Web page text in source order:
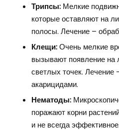
Трипсы:Мелкие
которые оставляют на
полосы. Лечение –
Клещи:Очень мелкие
вызывают появление на
светлых точек. Лечение
акарицидами.
Нематоды:
поражают корни
и не всегда